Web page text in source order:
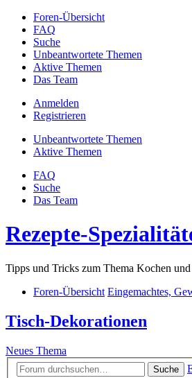
Foren-Übersicht
FAQ
Suche
Unbeantwortete Themen
Aktive Themen
Das Team
Anmelden
Registrieren
Unbeantwortete Themen
Aktive Themen
FAQ
Suche
Das Team
Rezepte-
Tipps und Tricks zum Thema Kochen
Foren-Übersicht Eingemachtes,
Tisch-Dekorationen
Neues Thema
Suche